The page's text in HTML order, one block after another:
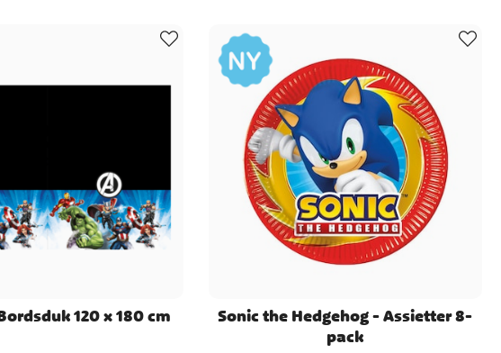
lite bland våra kategorier, och se om du
att hitta en del nya idéer längs vägen.
och andra artiklar med samma sorts motiv!
120 x 180 cm
Sonic the Hedgehog - Assietter 8-
pack